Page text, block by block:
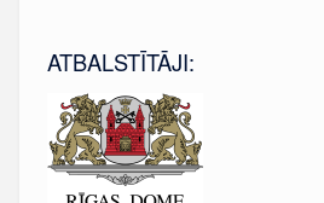
ATBALSTĪTĀJI: